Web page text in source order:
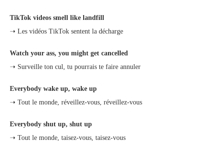
TikTok videos smell like landfill
➝ Les vidéos TikTok sentent la décharge
Watch your ass, you might get cancelled
➝ Surveille ton cul, tu pourrais te faire annuler
Everybody wake up, wake up
➝ Tout le monde, réveillez-vous, réveillez-vous
Everybody shut up, shut up
➝ Tout le monde, taisez-vous, taisez-vous